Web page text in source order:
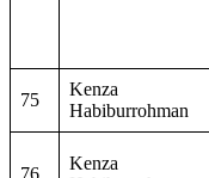
75
Kenza
Habiburrohman
76
Kenza